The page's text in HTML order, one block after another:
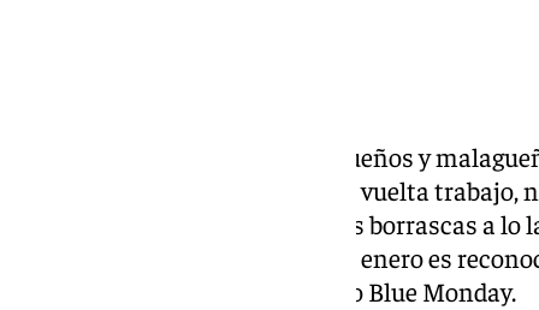
El próximo lunes 20, los malagueños y
año. Pero esta vez no será por la vuelta trabajo,
con la entrada de varias borrascas a lo
sino porque este tercer lunes de enero es
‘el día más deprimente del año’ o Blue Monday.